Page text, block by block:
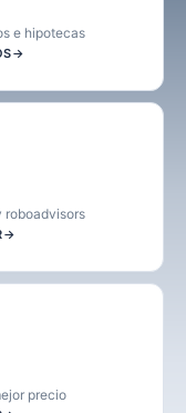
e hipotecas
roboadvisors
precio